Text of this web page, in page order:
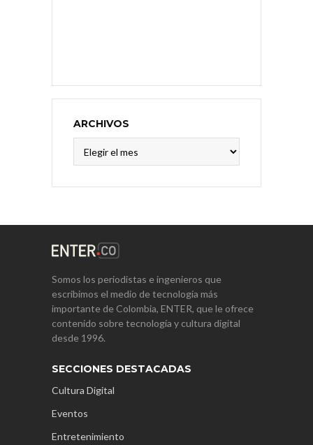
ARCHIVOS
Somos los periodistas e ingenieros que
escribimos el medio de tecnología más
importante de Colombia, ENTER, que le ofrece
contenido sobre tecnología y cultura digital
desde 1996.
SECCIONES DESTACADAS
Cultura Digital
Eventos
Entretenimiento